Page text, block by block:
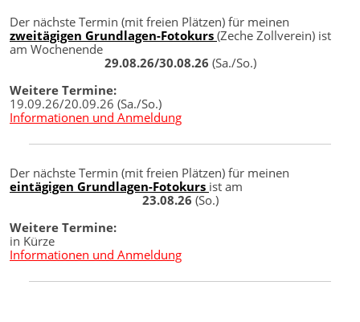
Der nächste Termin (mit freien Plätzen) für meinen
zweitägigen Grundlagen-Fotokurs (Zeche Zollverein) ist
am Wochenende
29.08.26/30.08.26 (Sa./So.)
Weitere Termine:
19.09.26/20.09.26 (Sa./So.)
Informationen und Anmeldung
Der nächste Termin (mit freien Plätzen) für meinen
eintägigen Grundlagen-Fotokurs ist am
23.08.26 (So.)
Weitere Termine:
in Kürze
Informationen und Anmeldung